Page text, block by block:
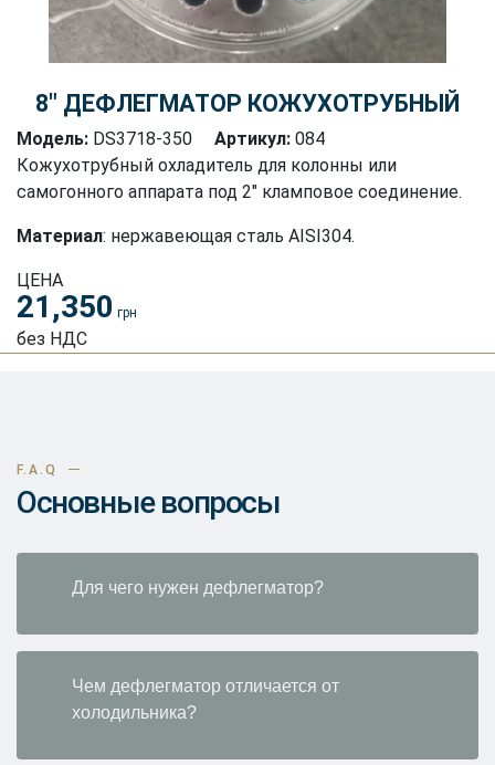
8″ ДЕФЛЕГМАТОР КОЖУХОТРУБНЫЙ
Модель: DS3718-350 Артикул: 084
Кожухотрубный охладитель для колонны или
самогонного аппарата под 2" кламповое соединение.
Материал: нержавеющая сталь AISI304.
ЦЕНА
21,350 грн
без НДС
F.A.Q
Основные вопросы
Для чего нужен дефлегматор?
Чем дефлегматор отличается от
холодильника?